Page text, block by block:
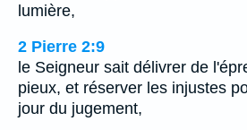
lumière,
2 Pierre 2:9
le Seigneur sait délivrer de
pieux, et réserver les injustes
jour du jugement,